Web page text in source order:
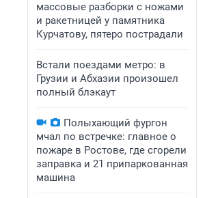
массовые разборки с ножами
и ракетницей у памятника
Курчатову, пятеро пострадали
Встали поездами метро: в
Грузии и Абхазии произошел
полный блэкаут
Полыхающий фургон
мчал по встречке: главное о
пожаре в Ростове, где сгорели
заправка и 21 припаркованная
машина